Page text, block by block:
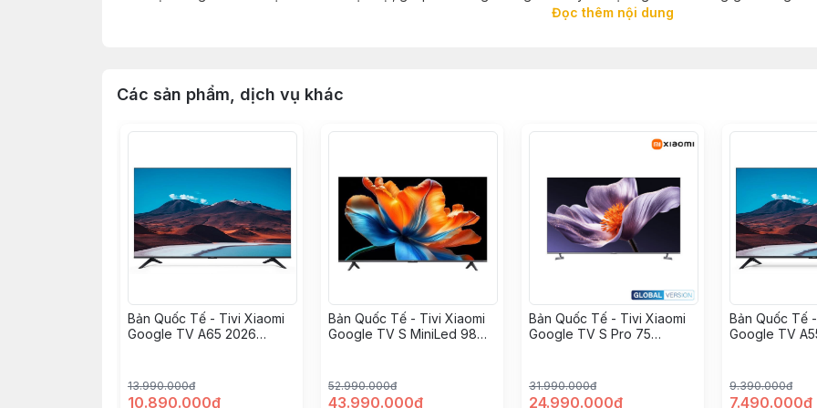
lựa chọn không thể bỏ qua. Đây là chiếc tivi được thiết kế phục vụ nhu cầu xem truyền hình, giải trí gia đình, học
Đọc thêm nội dung
Các sản phẩm, dịch vụ khác
Bản Quốc Tế - Tivi Xiaomi
Google TV A65 2026
13.990.000đ
10.890.000đ
Bản Quốc Tế - Tivi Xiaomi
Google TV S MiniLed 98
52.990.000đ
43.990.000đ
Bản Quốc Tế - Tivi Xiaomi
Google TV S Pro 75
31.990.000đ
24.990.000đ
Bản Quốc Tế
Google TV
9.390.000đ
7.490.000đ